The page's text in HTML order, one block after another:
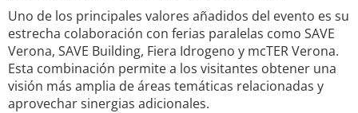
Uno de los principales valores añadidos del evento es su
estrecha colaboración con ferias paralelas como SAVE
Verona, SAVE Building, Fiera Idrogeno y mcTER Verona.
Esta combinación permite a los visitantes obtener una
visión más amplia de áreas temáticas relacionadas y
aprovechar sinergias adicionales.